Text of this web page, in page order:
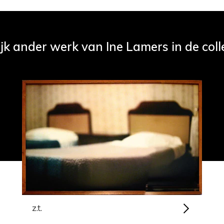
ander werk van Ine Lamers in de
z.t.